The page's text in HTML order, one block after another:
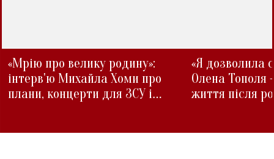
«Мрію про велику родину»:
інтерв'ю Михайла Хоми про
плани, концерти для ЗСУ і
«Я дозволила
Олена Тополя
життя після